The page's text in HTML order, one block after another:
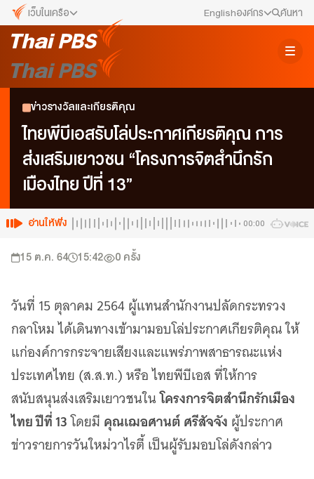
เว็บในเครือ
เว็บไซต์ในเครือ
ALTV
VIPA
พื้นที่นำเสนอวาระของสังคม
Thai PBS Kids
Thai PBS Podcast
View The World via The Voice
Thai PBS World
เว็บไซต์บริการ
เพราะพลังการสื่อสารอยู่ในมือคุณ
Locals
นิเวศสื่อสาธารณะท้องถิ่นคุณภาพ
Policy Watch
จับตาอนาคตประเทศไทย
Englishองค์กร
ข่าวประชาสัมพันธ์
คณะกรรมการนโยบาย ส.ส.ท.
สภาผู้ชมและผู้ฟังรายการ
ค้นหา
ข่าวรางวัลและเกียรติคุณ
ไทยพีบีเอสรับโล่ประกาศเกียรติคุณ การ
ส่งเสริมเยาวชน “โครงการจิตสำนึกรัก
เมืองไทย ปีที่ 13”
อ่านให้ฟัง 00:00
15 ต.ค. 64 15:42 0 ครั้ง
วันที่ 15 ตุลาคม 2564 ผู้แทนสำนักงานปลัดกระทรวง
กลาโหม ได้เดินทางเข้ามามอบโล่ประกาศเกียรติคุณ ให้
แก่องค์การกระจายเสียงและแพร่ภาพสาธารณะแห่ง
ประเทศไทย (ส.ส.ท.) หรือ ไทยพีบีเอส ที่ให้การ
สนับสนุนส่งเสริมเยาวชนในโครงการจิตสำนึกรักเมือง
ไทย ปีที่ 13โดยมี คุณเฌอศานต์ ศรีสัจจัง ผู้ประกาศ
ข่าวรายการวันใหม่วาไรตี้ เป็นผู้รับมอบโล่ดังกล่าว